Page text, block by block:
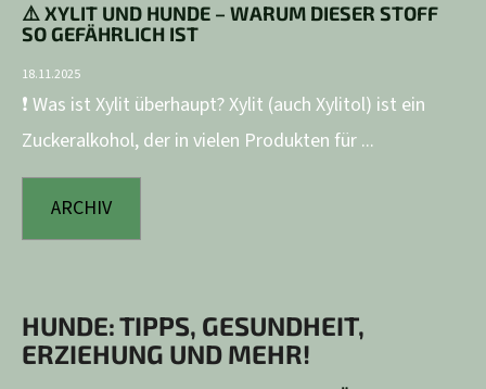
⚠️ XYLIT UND HUNDE – WARUM DIESER STOFF
SO GEFÄHRLICH IST
18.11.2025
❗ Was ist Xylit überhaupt? Xylit (auch Xylitol) ist ein
Zuckeralkohol, der in vielen Produkten für ...
ARCHIV
HUNDE: TIPPS, GESUNDHEIT,
ERZIEHUNG UND MEHR!